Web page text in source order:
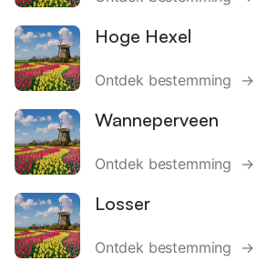
Hoge Hexel
Ontdek bestemming →
Wanneperveen
Ontdek bestemming →
Losser
Ontdek bestemming →